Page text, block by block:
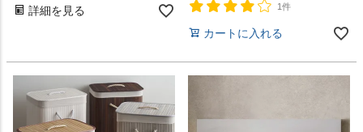
詳細を見る
1件
カートに入れる